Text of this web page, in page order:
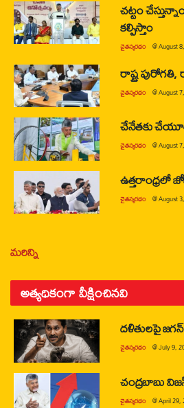
చట్టం
కల్పిస్తాం
చైతన్యరధం @August
రాష్ట్ర
చైతన్యరధం @August
చేనేతకు
చైతన్యరధం @August
ఉత్తరాంధ్రలో
చైతన్యరధం @August
మరిన్ని
అత్యధికంగా వీక్షించినవి
దళితులపై
చైతన్యరధం @July 9,
చంద్రబాబు
చైతన్యరధం @April 29,